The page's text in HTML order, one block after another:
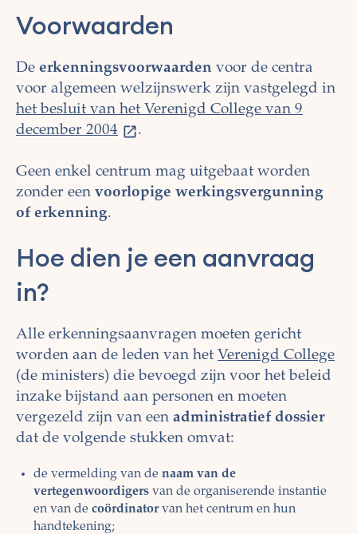
Voorwaarden
De erkenningsvoorwaarden voor de centra
voor algemeen welzijnswerk zijn vastgelegd in
het besluit van het Verenigd College van 9
december 2004
.
Geen enkel centrum mag uitgebaat worden
zonder een voorlopige werkingsvergunning
of erkenning.
Hoe dien je een aanvraag
in?
Alle erkenningsaanvragen moeten gericht
worden aan de leden van het Verenigd College
(de ministers) die bevoegd zijn voor het beleid
inzake bijstand aan personen en moeten
vergezeld zijn van een administratief dossier
dat de volgende stukken omvat:
de vermelding van de naam van de
vertegenwoordigers van de organiserende instantie
en van de coördinatorvan het centrum en hun
handtekening;